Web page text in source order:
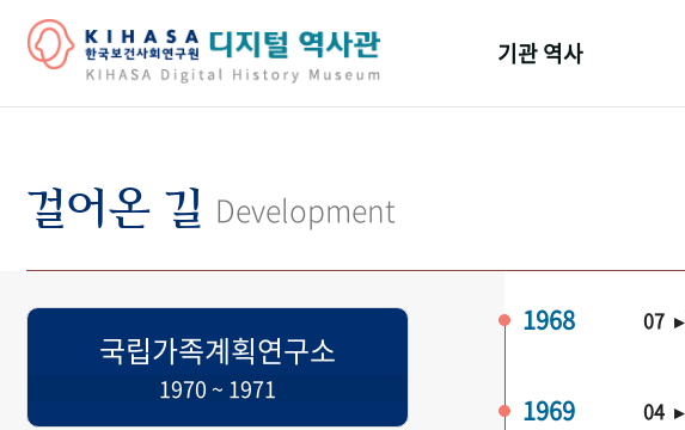
기관 역사
걸어온 길 Development
국립가족계획연구소
1970 ~ 1971
1968 07 ▸
1969 04 ▸